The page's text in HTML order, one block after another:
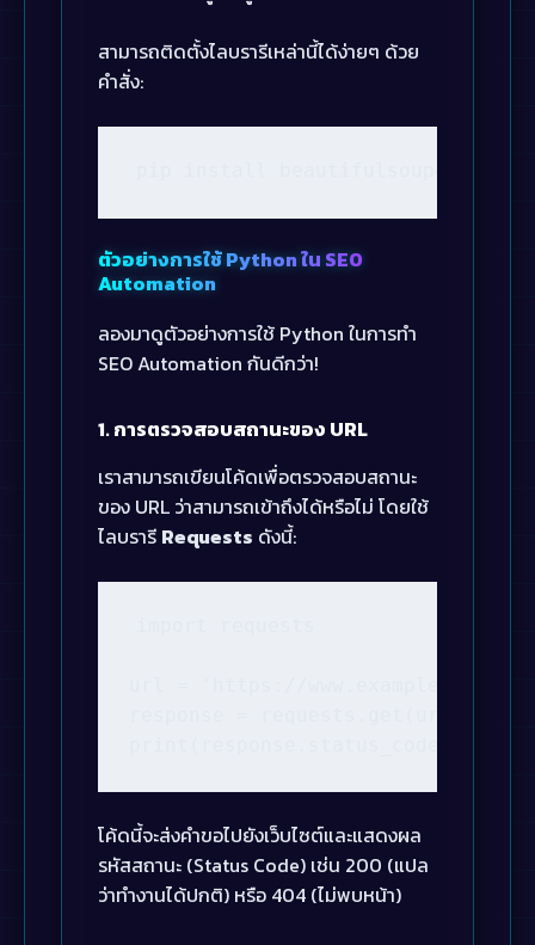
สามารถติดตั้งไลบรารีเหล่านี้ได้ง่ายๆ ด้วย
คำสั่ง:
ตัวอย่างการใช้ Python ใน SEO
Automation
ลองมาดูตัวอย่างการใช้ Python ในการทำ
SEO Automation กันดีกว่า!
1. การตรวจสอบสถานะของ URL
เราสามารถเขียนโค้ดเพื่อตรวจสอบสถานะ
ของ URL ว่าสามารถเข้าถึงได้หรือไม่ โดยใช้
ไลบรารี Requests ดังนี้:
โค้ดนี้จะส่งคำขอไปยังเว็บไซต์และแสดงผล
รหัสสถานะ (Status Code) เช่น 200 (แปล
ว่าทำงานได้ปกติ) หรือ 404 (ไม่พบหน้า)